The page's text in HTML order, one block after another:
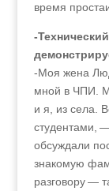
время
-
-Моя жена
мной в ЧПИ.
и я, из села.
студентами,
обсуждали
знакомую
разговору —